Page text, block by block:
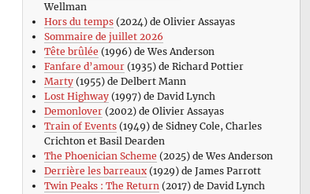
Wellman
Hors du temps(2024) de Olivier Assayas
Sommaire de juillet 2026
Tête brûlée (1996) de Wes Anderson
Fanfare d’amour(1935) de Richard Pottier
Marty(1955) de Delbert Mann
Lost Highway(1997) de David Lynch
Demonlover(2002) de Olivier Assayas
Train of Events(1949) de Sidney Cole, Charles
Crichton et Basil Dearden
The Phoenician Scheme (2025) de Wes Anderson
Derrière les barreaux(1929) de James Parrott
Twin Peaks : The Return(2017) de David Lynch